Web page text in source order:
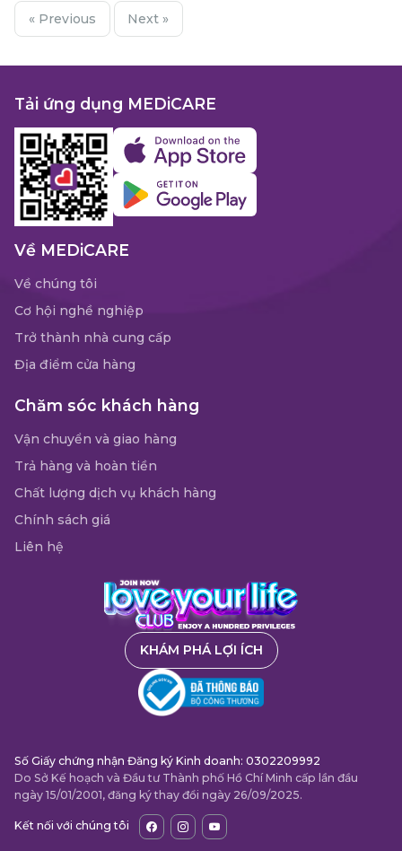
« Previous Next »
Tải ứng dụng MEDiCARE
Về MEDiCARE
Về chúng tôi
Cơ hội nghề nghiệp
Trở thành nhà cung cấp
Địa điểm cửa hàng
Chăm sóc khách hàng
Vận chuyển và giao hàng
Trả hàng và hoàn tiền
Chất lượng dịch vụ khách hàng
Chính sách giá
Liên hệ
KHÁM PHÁ LỢI ÍCH
Số Giấy chứng nhận Đăng ký Kinh doanh: 0302209992
Do Sở Kế hoạch và Đầu tư Thành phố Hồ Chí Minh cấp lần đầu
ngày 15/01/2001, đăng ký thay đổi ngày 26/09/2025.
Kết nối với chúng tôi